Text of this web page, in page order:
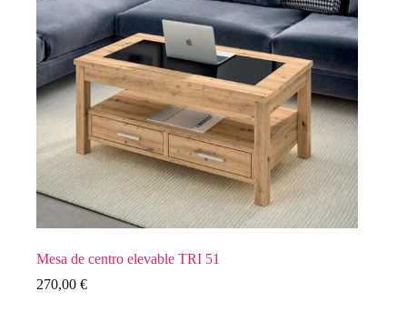
Mesa de centro elevable TRI 51
270,00 €